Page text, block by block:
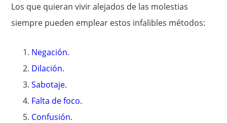
Los que quieran vivir alejados de las molestias
siempre pueden emplear estos infalibles métodos:
Negación.
Dilación.
Sabotaje.
Falta de foco.
Confusión.